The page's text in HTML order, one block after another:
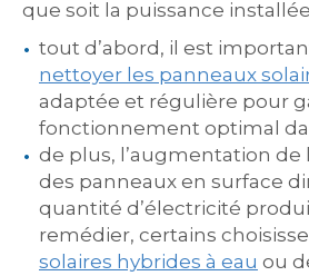
que soit la puissance
tout d’abord, il est
nettoyer les panneaux
adaptée et régulière pour
fonctionnement optimal
de plus, l’augmentation
des panneaux en surface
quantité d’électricité
remédier, certains
solaires hybrides à eau ou